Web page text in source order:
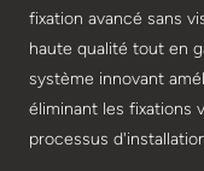
fixation avancé sans
haute qualité tout en
système innovant
éliminant les fixations
processus